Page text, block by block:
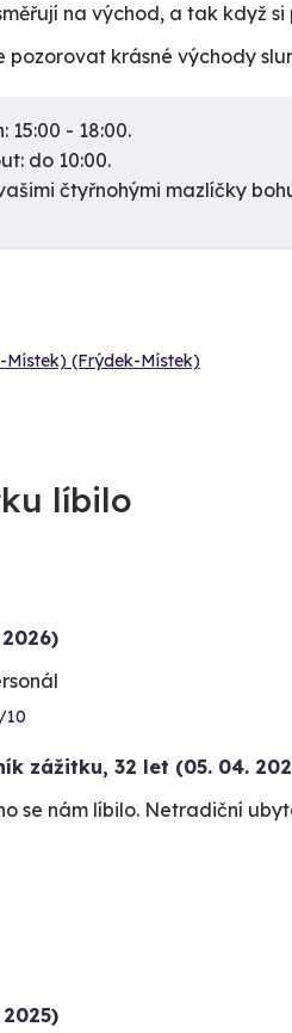
na východ, a tak když
pozorovat krásné východy
15:00 - 18:00.
do 10:00.
čtyřnohými mazlíčky
Místek) (Frýdek-Místek)
líbilo
/10
zážitku, 32 let (05. 04.
se nám líbilo. Netradiční